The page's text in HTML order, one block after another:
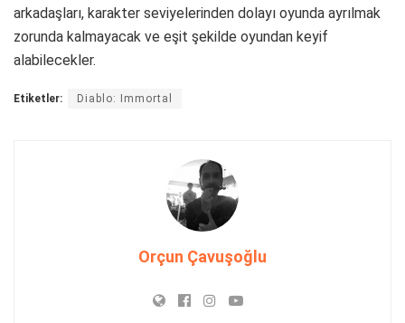
arkadaşları, karakter seviyelerinden dolayı oyunda ayrılmak
zorunda kalmayacak ve eşit şekilde oyundan keyif
alabilecekler.
Etiketler: Diablo: Immortal
Orçun Çavuşoğlu